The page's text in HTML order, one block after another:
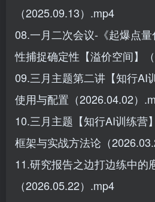
（2025.09.13）.mp4
08.一月二次会议-《起爆点
性捕捉确定性【溢价空间】
09.三月主题第二讲【知行AI
使用与配置（2026.04.02）
10.三月主题【知行AI训练营
框架与实战方法论（
11.研究报告之边打边练中的
（2026.05.22）.mp4